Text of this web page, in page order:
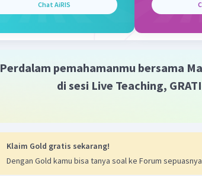
Beri Rating·0.0(0) Balas
Chat AiRIS
Perdalam pemahamanmu bersama
di sesi Live Teaching,
Klaim Gold gratis sekarang!
Dengan Gold kamu bisa tanya soal ke Forum